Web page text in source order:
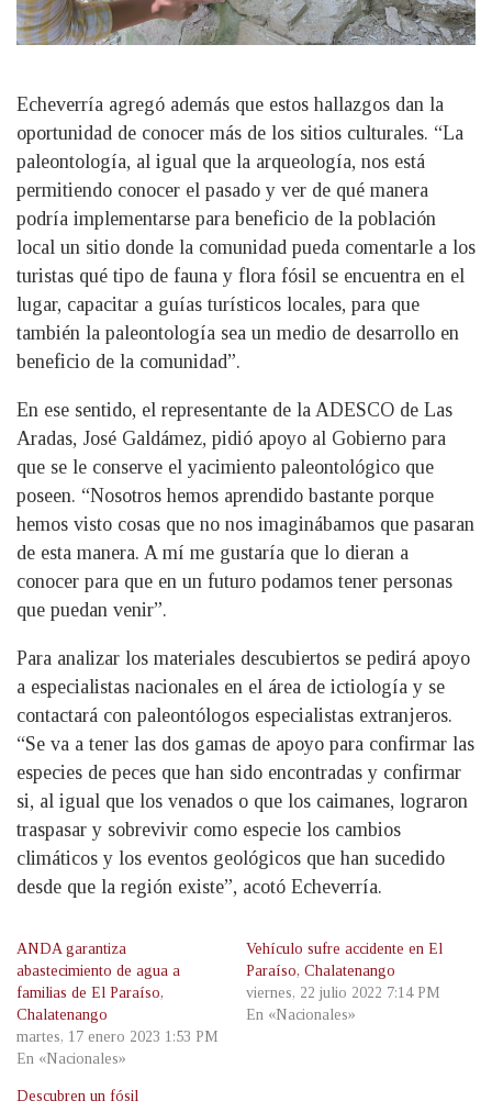
Echeverría agregó además que estos hallazgos dan la
oportunidad de conocer más de los sitios culturales. “La
paleontología, al igual que la arqueología, nos está
permitiendo conocer el pasado y ver de qué manera
podría implementarse para beneficio de la población
local un sitio donde la comunidad pueda comentarle a los
turistas qué tipo de fauna y flora fósil se encuentra en el
lugar, capacitar a guías turísticos locales, para que
también la paleontología sea un medio de desarrollo en
beneficio de la comunidad”.
En ese sentido, el representante de la ADESCO de Las
Aradas, José Galdámez, pidió apoyo al Gobierno para
que se le conserve el yacimiento paleontológico que
poseen. “Nosotros hemos aprendido bastante porque
hemos visto cosas que no nos imaginábamos que pasaran
de esta manera. A mí me gustaría que lo dieran a
conocer para que en un futuro podamos tener personas
que puedan venir”.
Para analizar los materiales descubiertos se pedirá apoyo
a especialistas nacionales en el área de ictiología y se
contactará con paleontólogos especialistas extranjeros.
“Se va a tener las dos gamas de apoyo para confirmar las
especies de peces que han sido encontradas y confirmar
si, al igual que los venados o que los caimanes, lograron
traspasar y sobrevivir como especie los cambios
climáticos y los eventos geológicos que han sucedido
desde que la región existe”, acotó Echeverría.
ANDA garantiza
abastecimiento de agua a
familias de El Paraíso,
Chalatenango
martes, 17 enero 2023 1:53 PM
En «Nacionales»
Vehículo sufre accidente en El
Paraíso, Chalatenango
viernes, 22 julio 2022 7:14 PM
En «Nacionales»
Descubren un fósil